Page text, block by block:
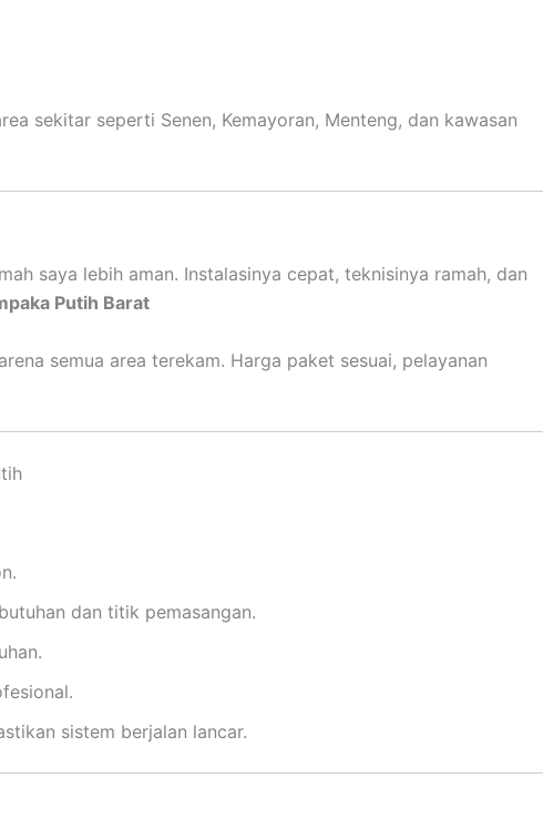
sekitar seperti Senen, Kemayoran, Menteng, dan kawasan
saya lebih aman. Instalasinya cepat, teknisinya ramah, dan
Putih Barat
semua area terekam. Harga paket sesuai, pelayanan
dan titik pemasangan.
sistem berjalan lancar.